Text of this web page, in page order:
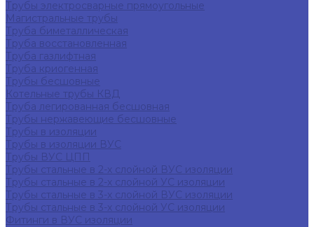
Трубы электросварные прямоугольные
Магистральные трубы
Труба биметаллическая
Труба восстановленная
Труба газлифтная
Труба криогенная
Трубы бесшовные
Котельные трубы КВД
Труба легированная бесшовная
Трубы нержавеющие бесшовные
Трубы в изоляции
Трубы в изоляции ВУС
Трубы ВУС ЦПП
Трубы стальные в 2-х слойной ВУС изоляции
Трубы стальные в 2-х слойной УС изоляции
Трубы стальные в 3-х слойной ВУС изоляции
Трубы стальные в 3-х слойной УС изоляции
Фитинги в ВУС изоляции